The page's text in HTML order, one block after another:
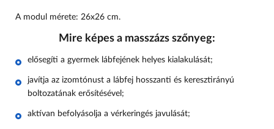
A modul mérete: 26x26 cm.
Mire képes a masszázs szőnyeg:
elősegíti a gyermek lábfejének helyes kialakulását;
javítja az izomtónust a lábfej hosszanti és keresztirányú
boltozatának erősítésével;
aktívan befolyásolja a vérkeringés javulását;